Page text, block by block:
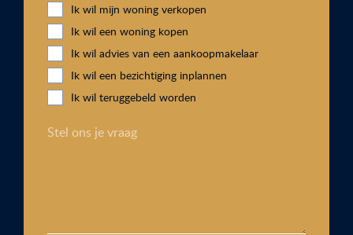
Ik wil mijn woning verkopen
Ik wil een woning kopen
Ik wil advies van een aankoopmakelaar
Ik wil een bezichtiging inplannen
Ik wil teruggebeld worden
Stel ons je vraag